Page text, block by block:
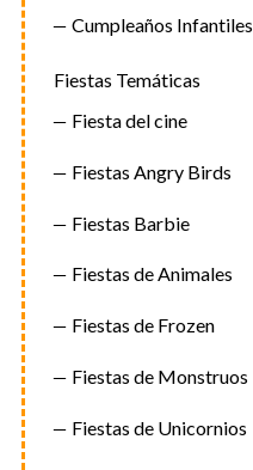
Cumpleaños Infantiles
Fiestas Temáticas
Fiesta del cine
Fiestas Angry Birds
Fiestas Barbie
Fiestas de Animales
Fiestas de Frozen
Fiestas de Monstruos
Fiestas de Unicornios